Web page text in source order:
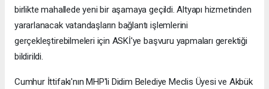
birlikte mahallede yeni bir aşamaya geçildi. Altyapı hizmetinden
yararlanacak vatandaşların bağlantı işlemlerini
gerçekleştirebilmeleri için ASKİ'ye başvuru yapmaları gerektiği
bildirildi.
Cumhur İttifakı'nın MHP'li Didim Belediye Meclis Üyesi ve Akbük